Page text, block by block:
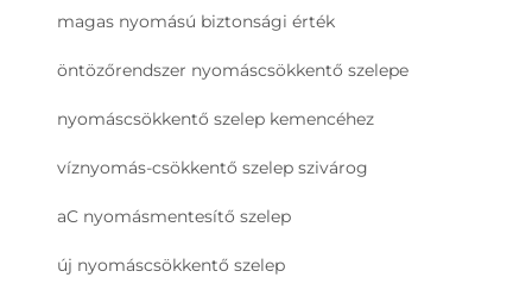
magas nyomású biztonsági érték
öntözőrendszer nyomáscsökkentő szelepe
nyomáscsökkentő szelep kemencéhez
víznyomás-csökkentő szelep szivárog
aC nyomásmentesítő szelep
új nyomáscsökkentő szelep